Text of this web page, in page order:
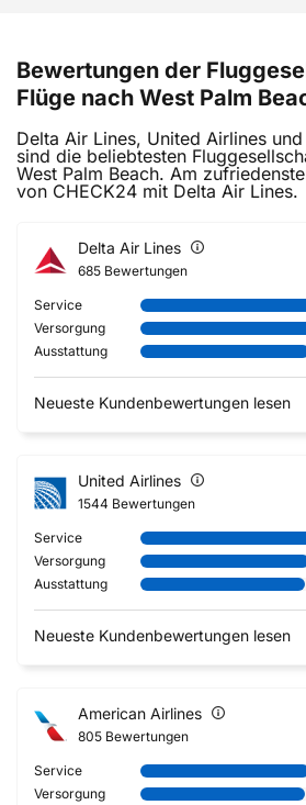
Bewertungen der
Flüge nach West Palm
Delta Air Lines, United Airlines
sind die beliebtesten
West Palm Beach. Am
von CHECK24 mit Delta Air Lines.
Delta Air Lines
685 Bewertungen
Service
Versorgung
Ausstattung
Neueste Kundenbewertungen lesen
United Airlines
1544 Bewertungen
Service
Versorgung
Ausstattung
Neueste Kundenbewertungen lesen
American Airlines
805 Bewertungen
Service
Versorgung